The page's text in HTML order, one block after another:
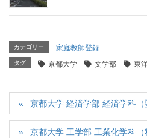
カテゴリー 家庭教師登録
タグ 京都大学 文学部 東
京都大学 経済学部 経済学科（
京都大学 工学部 工業化学科（